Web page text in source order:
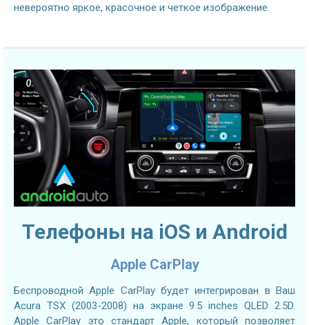
невероятно яркое, красочное и четкое изображение.
Телефоны на iOS и Android
Apple CarPlay
Беспроводной Apple CarPlay будет интегрирован в Ваш
Acura TSX (2003-2008) на экране 9.5 inches QLED 2.5D.
Apple CarPlay это стандарт Apple, который позволяет